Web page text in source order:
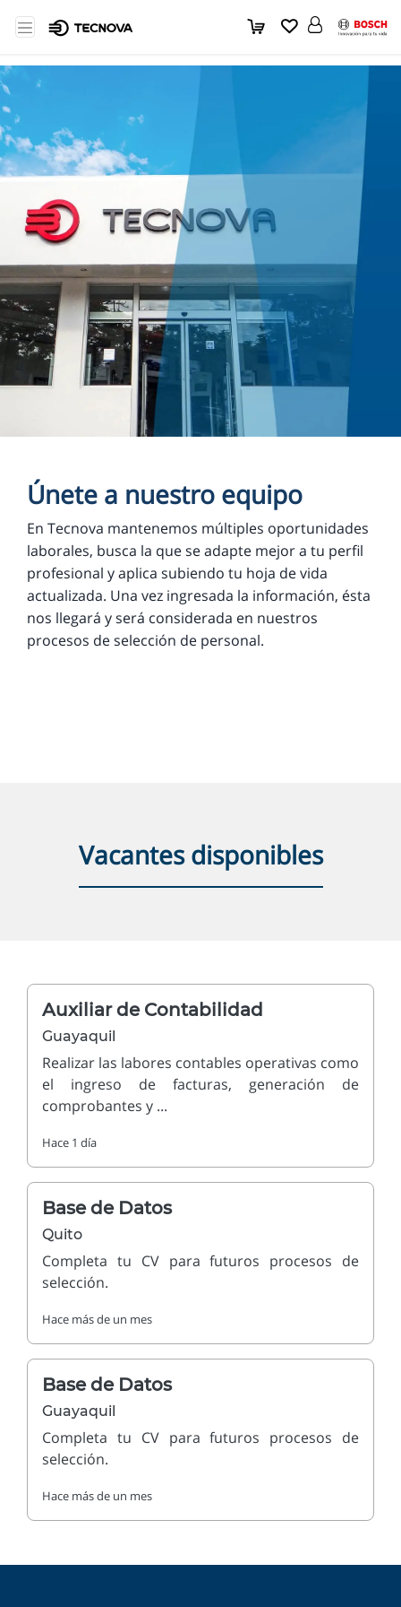
Únete a nuestro equipo
En Tecnova mantenemos múltiples oportunidades
laborales, busca la que se adapte mejor a tu perfil
profesional y aplica subiendo tu hoja de vida
actualizada. Una vez ingresada la información, ésta
nos llegará y será considerada en nuestros
procesos de selección de personal.
Vacantes disponibles
Auxiliar de Contabilidad
Guayaquil
Realizar las labores contables operativas como
el ingreso de facturas, generación de
comprobantes y ...
Hace 1 día
Base de Datos
Quito
Completa tu CV para futuros procesos de
selección.
Hace más de un mes
Base de Datos
Guayaquil
Completa tu CV para futuros procesos de
selección.
Hace más de un mes